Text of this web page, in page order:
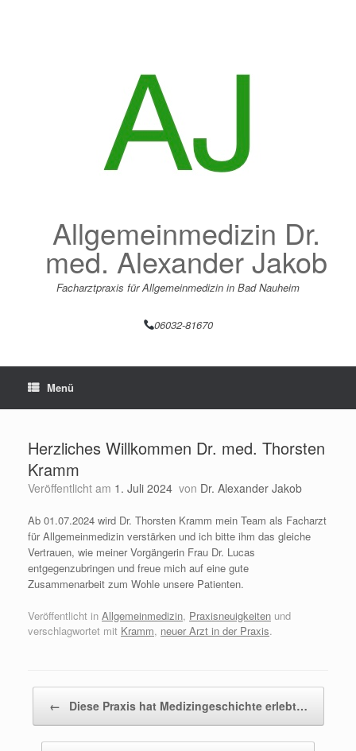
Allgemeinmedizin Dr.
med. Alexander Jakob
Facharztpraxis für Allgemeinmedizin in Bad Nauheim
06032-81670
Menü
Herzliches Willkommen Dr. med. Thorsten
Kramm
Veröffentlicht am 1. Juli 2024 von Dr. Alexander Jakob
Ab 01.07.2024 wird Dr. Thorsten Kramm mein Team als Facharzt
für Allgemeinmedizin verstärken und ich bitte ihm das gleiche
Vertrauen, wie meiner Vorgängerin Frau Dr. Lucas
entgegenzubringen und freue mich auf eine gute
Zusammenarbeit zum Wohle unsere Patienten.
Veröffentlicht in Allgemeinmedizin, Praxisneuigkeiten und
verschlagwortet mit Kramm, neuer Arzt in der Praxis.
← Diese Praxis hat Medizingeschichte erlebt…